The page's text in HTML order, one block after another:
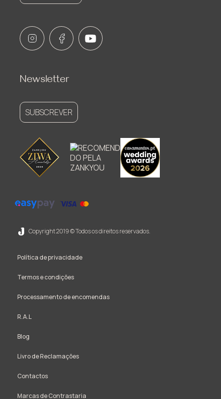
Newsletter
SUBSCREVER
Copyright 2019 © Todos os direitos reservados.
Política de privacidade
Termos e condições
Processamento de encomendas
R.A.L
Blog
Livro de Reclamações
Contactos
Marcas de Contrastaria